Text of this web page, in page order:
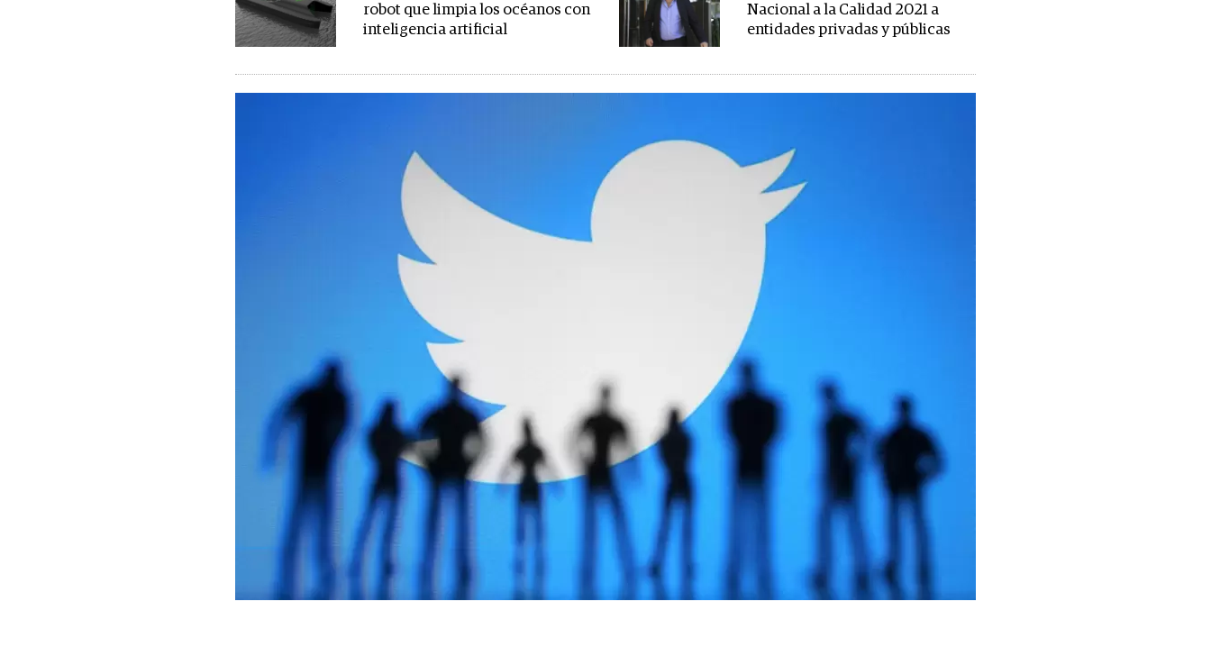
robot que limpia los océanos con
inteligencia artificial
Nacional a la Calidad 2021 a
entidades privadas y públicas